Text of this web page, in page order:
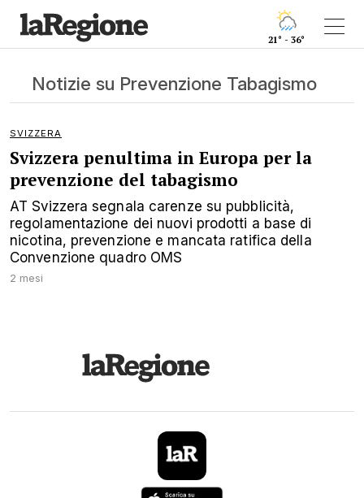
21° - 36°
Notizie su Prevenzione Tabagismo
SVIZZERA
Svizzera penultima in Europa per la
prevenzione del tabagismo
AT Svizzera segnala carenze su pubblicità,
regolamentazione dei nuovi prodotti a base di
nicotina, prevenzione e mancata ratifica della
Convenzione quadro OMS
2 mesi